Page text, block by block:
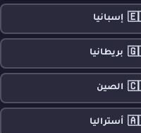
إسبانيا
بريطانيا
الصين
أستراليا